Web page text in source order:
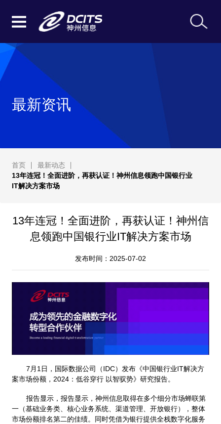
最新资讯
首页
最新动态
13年连冠！全面进阶，再获认证！神州信息领跑中国银行业
IT解决方案市场
13年连冠！全面进阶，再获认证！神州信
息领跑中国银行业IT解决方案市场
发布时间：2025-07-02
7月1日，国际数据公司（IDC）发布《中国银行业IT解决方
案市场份额，2024：低谷穿行 以智驭势》研究报告。
报告显示，报告显示，神州信息取得在多个细分市场蝉联第
一（基础业务类、核心业务系统、渠道管理、开放银行），整体
市场份额排名第二的佳绩。同时凭借为银行提供全栈数字化服务